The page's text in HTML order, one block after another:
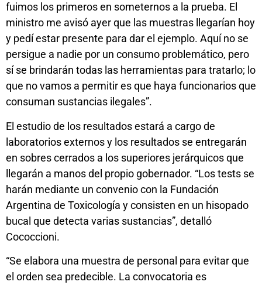
fuimos los primeros en someternos a la prueba. El
ministro me avisó ayer que las muestras llegarían hoy
y pedí estar presente para dar el ejemplo. Aquí no se
persigue a nadie por un consumo problemático, pero
sí se brindarán todas las herramientas para tratarlo; lo
que no vamos a permitir es que haya funcionarios que
consuman sustancias ilegales”.
El estudio de los resultados estará a cargo de
laboratorios externos y los resultados se entregarán
en sobres cerrados a los superiores jerárquicos que
llegarán a manos del propio gobernador. “Los tests se
harán mediante un convenio con la Fundación
Argentina de Toxicología y consisten en un hisopado
bucal que detecta varias sustancias”, detalló
Cococcioni.
“Se elabora una muestra de personal para evitar que
el orden sea predecible. La convocatoria es